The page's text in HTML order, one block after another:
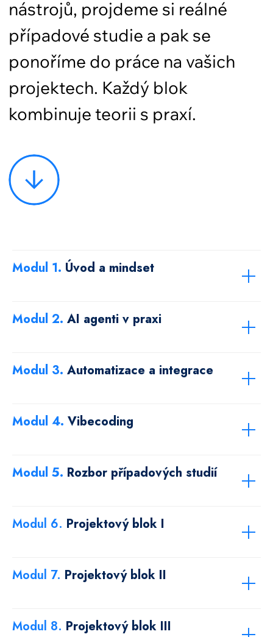
Modul 1. Úvod a mindset
Modul 2. AI agenti v praxi
Modul 3. Automatizace a integrace
Modul 4. Vibecoding
Modul 5. Rozbor případových studií
Modul 6. Projektový blok I
Modul 7. Projektový blok II
Modul 8. Projektový blok III
prototypu udělat produkční
Po kurzu účastník získá
Praktické zkušenosti s nástroji
Portfolio případových studií z
automatizace.